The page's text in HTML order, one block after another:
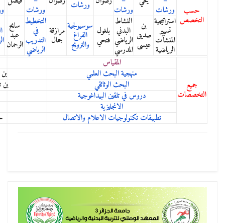
ورشات ورشات ورشات ورشات ورشات
النشاط
فتحي
سوسيولجية
الفراغ
والترويح
مرازقة
جمال
التخطيط
في
التدريب
الرياضي
سايح
عبد
الرحمان
التغذية
الرياضية
بن
صالح
الطيب
التحضير
النفسي
الرياضي
بن عكي
محند
آكلي
البحث الوثائقي
دروس في تلقين البيداغوجية
تكنولوجيات الاعلام والاتصال
حفيظي منيب